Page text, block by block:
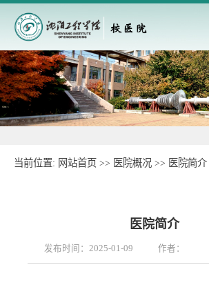
当前位置: 网站首页 >> 医院概况 >> 医院简介
医院简介
发布时间：2025-01-09 作者：